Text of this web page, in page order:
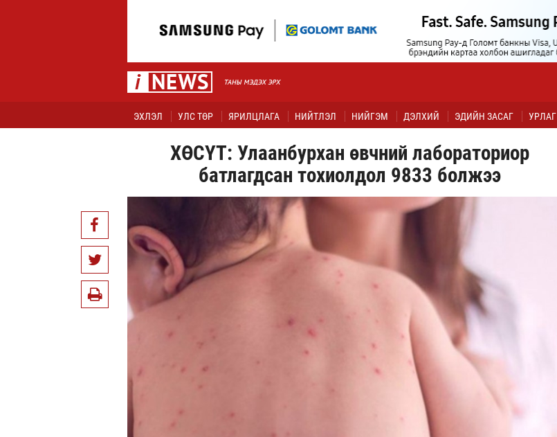
ЭХЛЭЛ УЛС ТӨР ЯРИЛЦЛАГА НИЙТЛЭЛ НИЙГЭМ ДЭЛХИЙ ЭДИЙН ЗАСАГ УРЛАГ
ХӨСҮТ: Улаанбурхан өвчний лабораториор
батлагдсан тохиолдол 9833 болжээ